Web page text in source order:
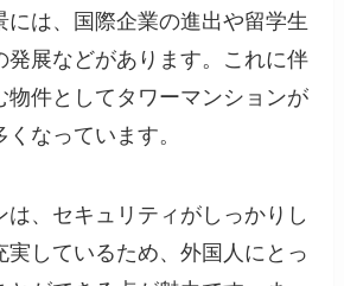
には、国際企業の進出や留学生
発展などがあります。これに伴
物件としてタワーマンションが
なっています。
は、セキュリティがしっかりし
実しているため、外国人にとっ